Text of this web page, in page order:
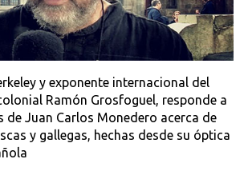
y exponente internacional del
Ramón Grosfoguel, responde a
de Juan Carlos Monedero acerca de
y gallegas, hechas desde su óptica